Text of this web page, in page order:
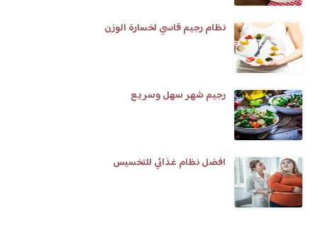
نظام رجيم قاسي لخسارة الوزن
رجيم شهر سهل وسريع
افضل نظام غذائي للتخسيس